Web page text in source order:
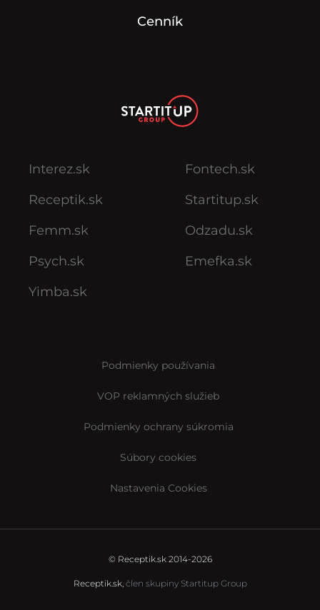
Cenník
Interez.sk
Receptik.sk
Femm.sk
Psych.sk
Yimba.sk
Fontech.sk
Startitup.sk
Odzadu.sk
Emefka.sk
Podmienky používania
VOP reklamných služieb
Podmienky ochrany súkromia
Súbory cookies
Nastavenia Cookies
© Receptik.sk 2014-2026
Receptik.sk, člen skupiny Startitup Group